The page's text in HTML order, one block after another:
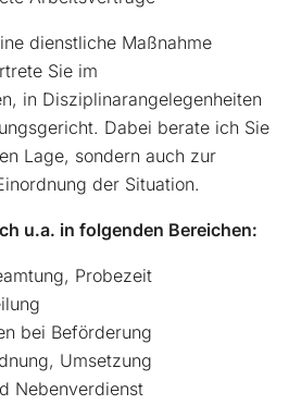
dienstliche Maßnahme
Sie im
in Disziplinarangelegenheiten
Dabei berate ich Sie
Lage, sondern auch zur
der Situation.
u.a. in folgenden Bereichen:
Probezeit
bei Beförderung
Umsetzung
Nebenverdienst